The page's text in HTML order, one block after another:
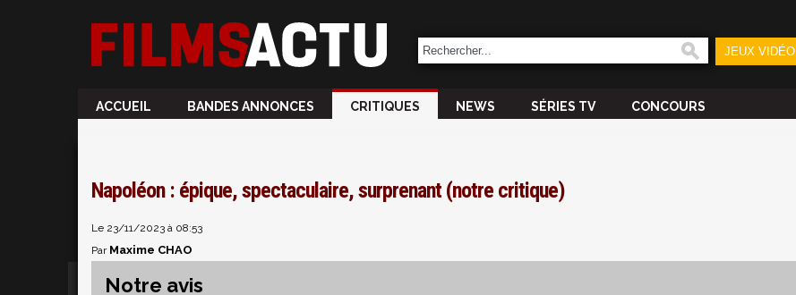
JEUX VIDÉO
ACCUEIL BANDES ANNONCES CRITIQUES NEWS SÉRIES TV CONCOURS
Napoléon : épique, spectaculaire, surprenant (notre critique)
Le 23/11/2023 à 08:53
Par Maxime CHAO
Notre avis